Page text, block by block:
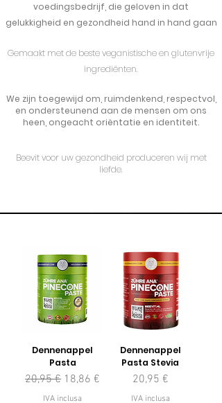
voedingsbedrijf, die geloven in dat
gelukkigheid en gezondheid hand in hand gaan
Gemaakt met de beste veganistische en glutenvrije
ingrediënten.
We zijn toegewijd om, ruimdenkend, respectvol,
en ondersteunend aan de mensen om ons
heen, ongeacht oriëntatie en identiteit.
Beevit voor uw gezondheid produceren wij met
liefde.
Dennenappel
Pasta
Prezzo regolare
20,95 € Prezzo scontato
18,86 €
IVA inclusa
Dennenappel
Pasta Stevia
Prezzo
20,95 €
IVA inclusa